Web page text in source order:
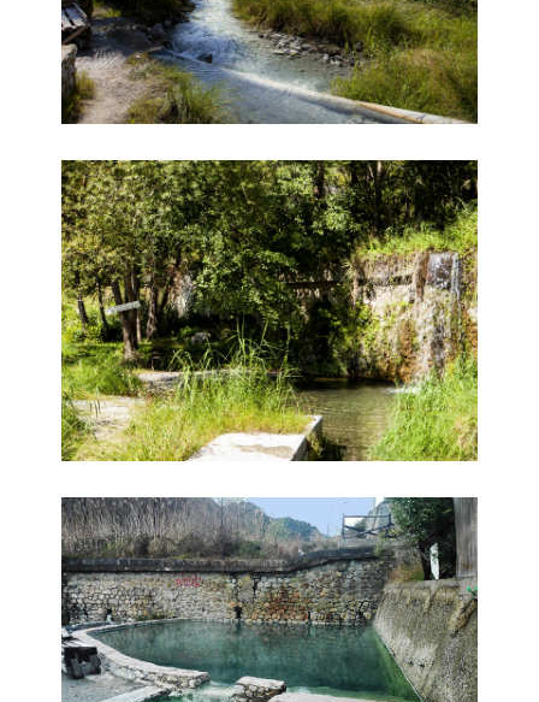
Terme Caronte
Terme Caronte